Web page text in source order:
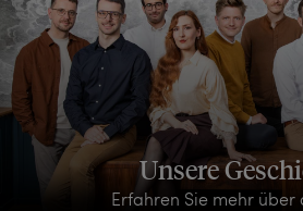
Unsere
Erfahren Sie mehr über